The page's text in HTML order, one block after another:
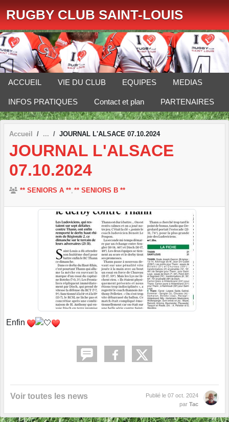
RUGBY CLUB SAINT-LOUIS
ACCUEIL VIE DU CLUB EQUIPES MEDIAS
INFOS PRATIQUES Contact et plan PARTENAIRES
Accueil JOURNAL L'ALSACE 07.10.2024
JOURNAL L'ALSACE
07.10.2024
** SENIORS A ** ** SENIORS B **
Enfin
Voir toutes les news Publié le 07 oct. 2024
par Tac